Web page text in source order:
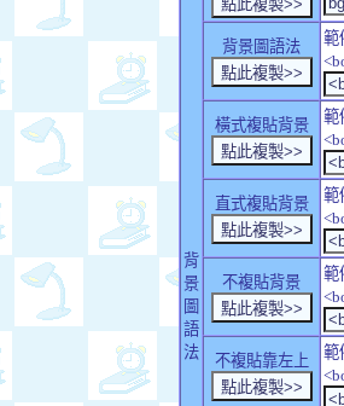
背
景
圖
語
法
背景圖語法
範
橫式複貼背景
範
直式複貼背景
範
不複貼背景
範
不複貼靠左上
範